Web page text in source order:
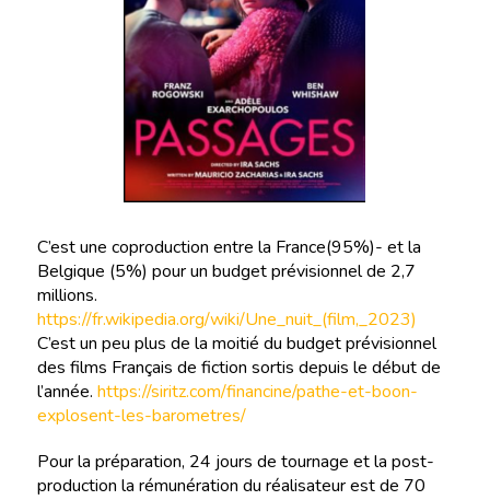
C’est une coproduction entre la France(95%)- et la
Belgique (5%) pour un budget prévisionnel de 2,7
millions.
https://fr.wikipedia.org/wiki/Une_nuit_(film,_2023)
C’est un peu plus de la moitié du budget prévisionnel
des films Français de fiction sortis depuis le début de
l’année. https://siritz.com/financine/pathe-et-boon-
explosent-les-barometres/
Pour la préparation, 24 jours de tournage et la post-
production la rémunération du réalisateur est de 70